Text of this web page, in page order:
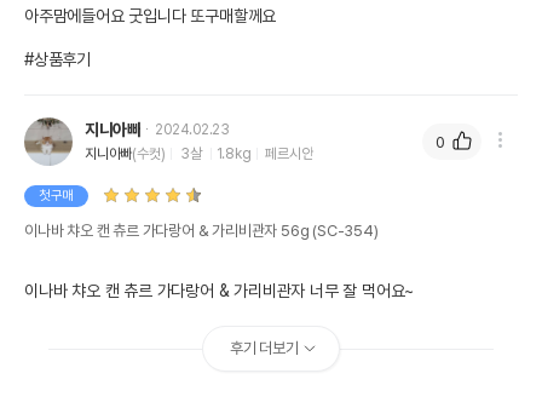
아주맘에들어요 굿입니다 또구매할께요
#상품후기
지니아빠
2024.02.23
지니아빠(수컷) 3살 1.8kg 페르시안
첫구매
이나바 챠오 캔 츄르 가다랑어 & 가리비관자 56g (SC-354)
이나바 챠오 캔 츄르 가다랑어 & 가리비관자 너무 잘 먹어요~
0
후기 더보기